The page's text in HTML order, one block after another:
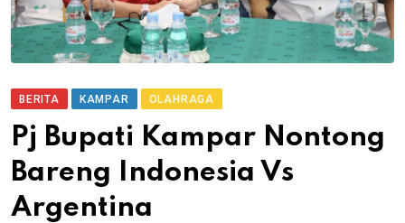
BERITA KAMPAR OLAHRAGA
Pj Bupati Kampar Nontong
Bareng Indonesia Vs
Argentina